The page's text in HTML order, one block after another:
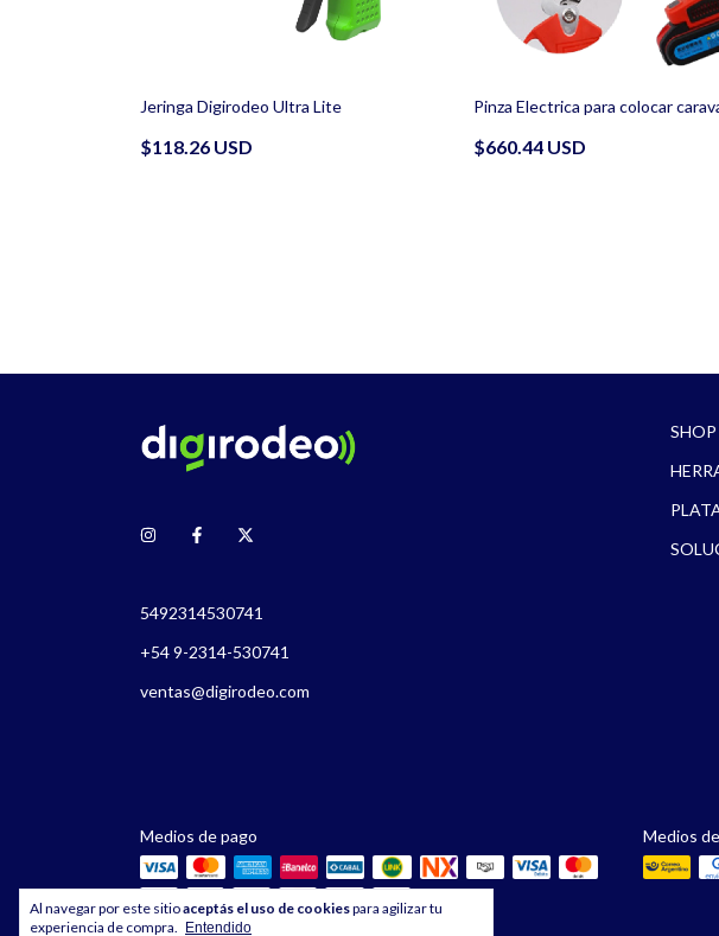
Al navegar por este sitioaceptás el uso de cookiespara agilizar tu
experiencia de compra.
Entendido
Jeringa Digirodeo Ultra Lite
$118.26 USD
Pinza Electrica para colocar
$660.44 USD
5492314530741
+54 9-2314-530741
ventas@digirodeo.com
SHOP
Medios de pago Medios